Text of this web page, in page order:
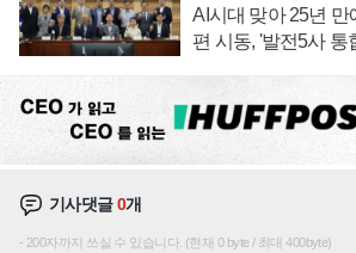
AI시대 맞아 25년 만
편 시동, '발전5사 통
기사댓글0개
200자까지 쓰실 수 있습니다. (현재 0 byte / 최대 400byte)